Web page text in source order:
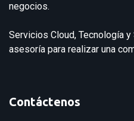
negocios.
Servicios Cloud, Tecnología
asesoría para realizar una
Contáctenos